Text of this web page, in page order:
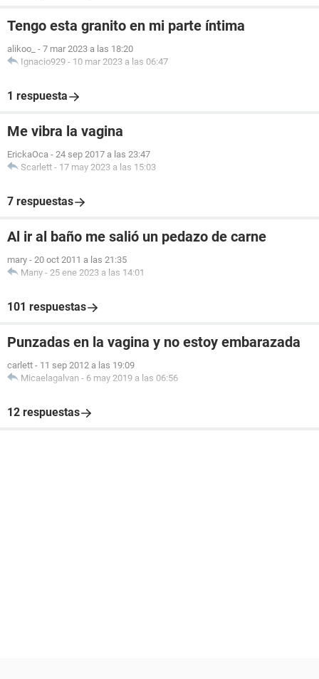
Tengo esta granito en mi parte íntima
alikoo_ - 7 mar 2023 a las 18:20
Ignacio929 - 10 mar 2023 a las 06:47
1 respuesta
Me vibra la vagina
ErickaOca - 24 sep 2017 a las 23:47
Scarlett - 17 may 2023 a las 15:03
7 respuestas
Al ir al baño me salió un pedazo de carne
mary - 20 oct 2011 a las 21:35
Many - 25 ene 2023 a las 14:01
101 respuestas
Punzadas en la vagina y no estoy embarazada
carlett - 11 sep 2012 a las 19:09
Micaelagalvan - 6 may 2019 a las 06:56
12 respuestas